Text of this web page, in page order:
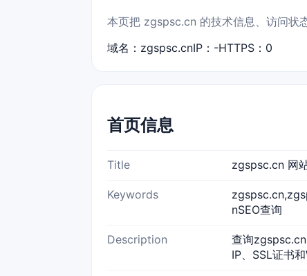
本页把 zgspsc.cn 的技术信息、访问状
域名：zgspsc.cnIP：-HTTPS：0
首页信息
Title zgspsc.cn 网
Keywords
nSEO查询
Description
查询
IP、SSL证书